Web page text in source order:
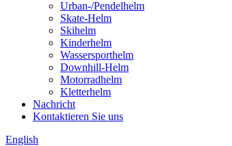
Urban-/Pendelhelm
Skate-Helm
Skihelm
Kinderhelm
Wassersporthelm
Downhill-Helm
Motorradhelm
Kletterhelm
Nachricht
Kontaktieren Sie uns
English